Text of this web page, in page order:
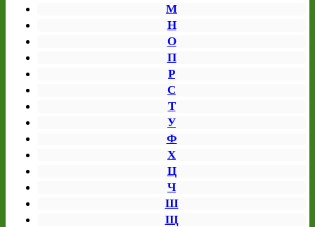
М
Н
О
П
Р
С
Т
У
Ф
Х
Ц
Ч
Ш
Щ